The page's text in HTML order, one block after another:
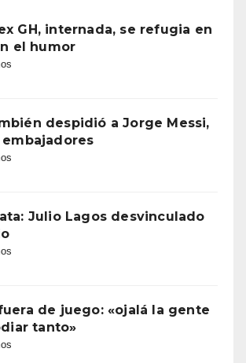
GH, internada, se refugia en
el humor
despidió a Jorge Messi,
Julio Lagos desvinculado
de juego: «ojalá la gente
tanto»